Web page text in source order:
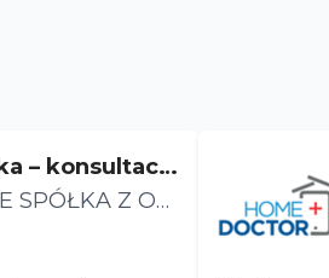
– konsultacj
SPÓŁKA Z OG